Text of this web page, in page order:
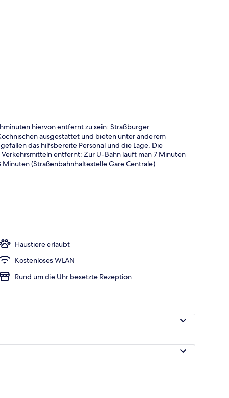
Speisen
hiervon entfernt zu sein: Straßburger
ausgestattet und bieten unter anderem
das hilfsbereite Personal und die Lage. Die
entfernt: Zur U-Bahn läuft man 7 Minuten
(Straßenbahnhaltestelle Gare Centrale).
Haustiere erlaubt
Kostenloses WLAN
Rund um die Uhr besetzte Rezeption